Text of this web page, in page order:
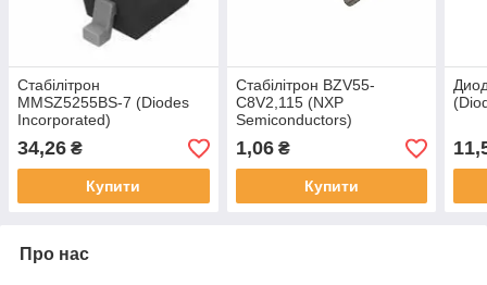
Стабілітрон
MMSZ5255BS-7 (Diodes
Incorporated)
34,26 ₴
Купити
Стабілітрон BZV55-
C8V2,115 (NXP
Semiconductors)
1,06₴
Купити
Про нас